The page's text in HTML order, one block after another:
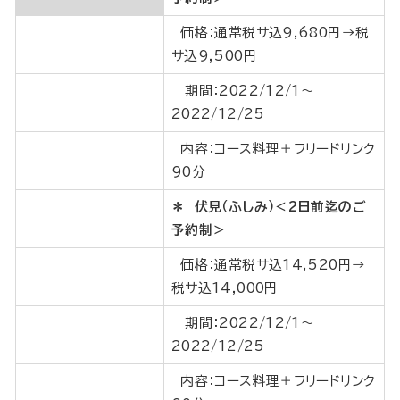
価格：通常税サ込9,680円→税
サ込9,500円
期間：2022/12/1～
2022/12/25
内容：コース料理＋フリードリンク
90分
＊ 伏見（ふしみ）＜2日前迄のご
予約制＞
価格：通常税サ込14,520円→
税サ込14,000円
期間：2022/12/1～
2022/12/25
内容：コース料理＋フリードリンク